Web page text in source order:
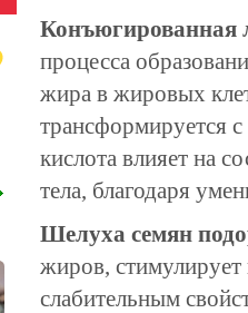
Конъюгированная
процесса
жира в жировых
трансформируется
кислота влияет на
тела, благодаря
Шелуха семян
жиров,
слабительным